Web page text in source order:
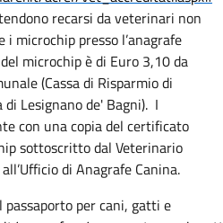
recarsi da veterinari non
microchip presso l’anagrafe
microchip è di Euro 3,10 da
(Cassa di Risparmio di
di Lesignano de' Bagni). I
con una copia del certificato
sottoscritto dal Veterinario
di Anagrafe Canina.
per cani, gatti e